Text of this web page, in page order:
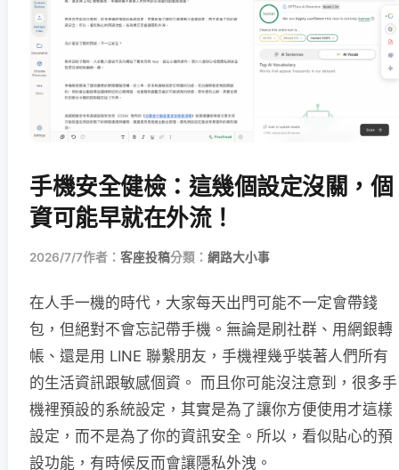
手機安全健檢：這幾個設定沒關，個
資可能早就在外流！
2026/7/7作者： 客座投稿分類： 網路大小事
在人手一機的時代，大家每天出門可能不一定會帶錢
包，但絕對不會忘記帶手機。無論是刷社群、用網銀轉
帳、還是用 LINE 聯繫朋友，手機裡幾乎裝著人們所有
的生活資訊跟敏感個資。 而且你可能沒注意到，很多手
機裡預設的系統設定，其實是為了讓你方便使用才這樣
設定，而不是為了你的資訊安全。所以，看似貼心的預
設功能，有時候反而會讓隱私外洩。